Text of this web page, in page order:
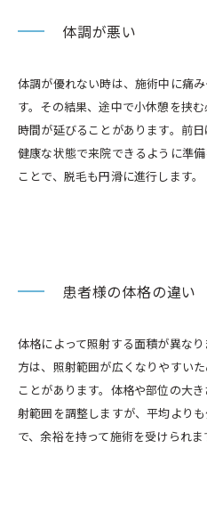
体調が悪い
体調が優れない時は、施術中に痛
す。その結果、途中で小休憩を挟
時間が延びることがあります。前
健康な状態で来院できるように準
ことで、脱毛も円滑に進行します。
患者様の体格の違い
体格によって照射する面積が異な
方は、照射範囲が広くなりやすい
ことがあります。体格や部位の大
射範囲を調整しますが、平均より
で、余裕を持って施術を受けられま